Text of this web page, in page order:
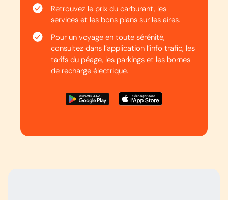
Retrouvez le prix du carburant, les
services et les bons plans sur les aires.
Pour un voyage en toute sérénité,
consultez dans l’application l’info trafic, les
tarifs du péage, les parkings et les bornes
de recharge électrique.